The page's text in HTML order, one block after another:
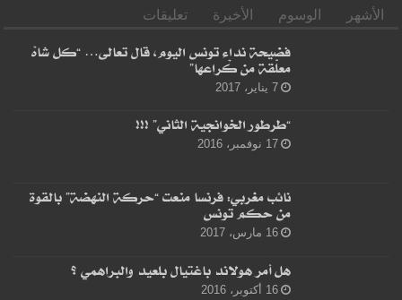
الأشهر الوسوم الأخيرة تعليقات
فضيحة نداء تونس اليوم، قال تعالى… “كل شاهْ
معلّقة من كْراعها”
7 يناير، 2017
“طرطور الخوانجية الثاني” !!!
17 نوفمبر، 2016
نائب مغربي: فرنسا منعت “حركة النهضة” بالقوة
من حكم تونس
16 مارس، 2017
هل أمر هولاند باغتيال بلعيد والبراهمي ؟
16 أكتوبر، 2016